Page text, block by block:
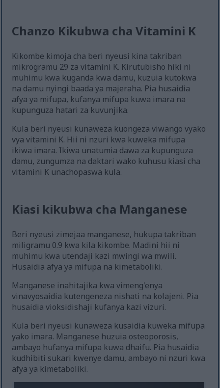
Chanzo Kikubwa cha Vitamini K
Kikombe kimoja cha beri nyeusi kina takriban
mikrogramu 29 za vitamini K. Kirutubisho hiki ni
muhimu kwa kuganda kwa damu, kuzuia kutokwa
na damu nyingi baada ya majeraha. Pia husaidia
afya ya mifupa, kufanya mifupa kuwa imara na
kupunguza hatari za kuvunjika.
Kula beri nyeusi kunaweza kuongeza viwango vyako
vya vitamini K. Hii ni nzuri kwa kuweka mifupa
ikiwa imara. Ikiwa unatumia dawa za kupunguza
damu, zungumza na daktari wako kuhusu kiasi cha
vitamini K unachopaswa kula.
Kiasi kikubwa cha Manganese
Beri nyeusi zimejaa manganese, hukupa takriban
miligramu 0.9 kwa kila kikombe. Madini hii ni
muhimu kwa utendaji kazi mwingi wa mwili.
Husaidia afya ya mifupa na kimetaboliki.
Manganese inahitajika kwa vimeng'enya
vinavyosaidia kutengeneza nishati na kolajeni. Pia
husaidia vioksidishaji kufanya kazi vizuri.
Kula beri nyeusi kunaweza kusaidia kuweka mifupa
yako imara. Manganese huzuia osteoporosis,
ambayo hufanya mifupa kuwa dhaifu. Pia husaidia
kudhibiti sukari kwenye damu, ambayo ni nzuri kwa
afya ya kimetaboliki.